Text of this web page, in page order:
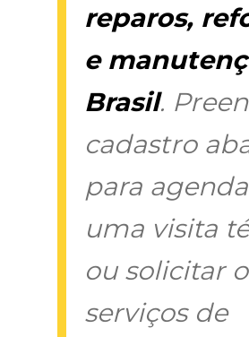
reparos,
e
Brasil.
cadastro
para
uma visita
ou solicitar
serviços de